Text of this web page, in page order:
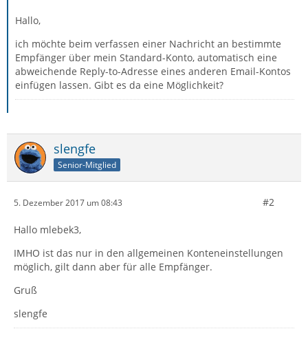
Hallo,
ich möchte beim verfassen einer Nachricht an bestimmte
Empfänger über mein Standard-Konto, automatisch eine
abweichende Reply-to-Adresse eines anderen Email-Kontos
einfügen lassen. Gibt es da eine Möglichkeit?
slengfe
Senior-Mitglied
5. Dezember 2017 um 08:43 #2
Hallo mlebek3,
IMHO ist das nur in den allgemeinen Konteneinstellungen
möglich, gilt dann aber für alle Empfänger.
Gruß
slengfe